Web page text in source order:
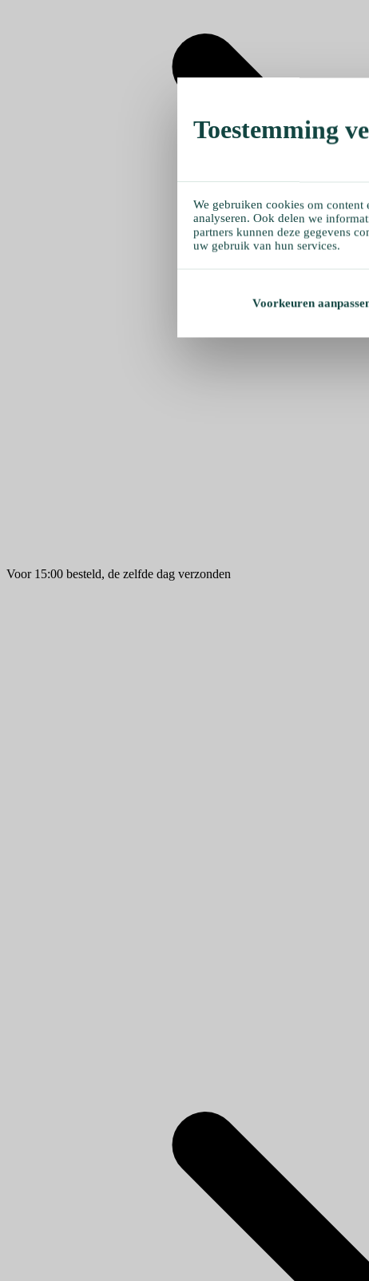
Voor 15:00 besteld, de zelfde dag verzonden
Toestemming
We gebruiken cookies om content
analyseren. Ook delen we
partners kunnen deze gegevens
uw gebruik van hun services.
Voorkeuren